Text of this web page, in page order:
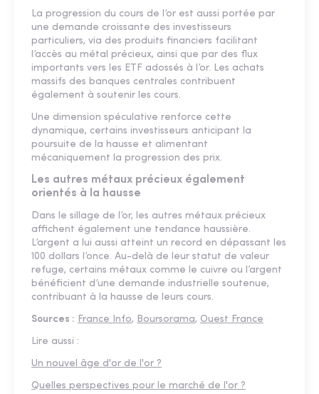
La progression du cours de l’or est aussi portée par
une demande croissante des investisseurs
particuliers, via des produits financiers facilitant
l’accès au métal précieux, ainsi que par des flux
importants vers les ETF adossés à l’or. Les achats
massifs des banques centrales contribuent
également à soutenir les cours.
Une dimension spéculative renforce cette
dynamique, certains investisseurs anticipant la
poursuite de la hausse et alimentant
mécaniquement la progression des prix.
Les autres métaux précieux également
orientés à la hausse
Dans le sillage de l’or, les autres métaux précieux
affichent également une tendance haussière.
L’argent a lui aussi atteint un record en dépassant les
100 dollars l’once. Au-delà de leur statut de valeur
refuge, certains métaux comme le cuivre ou l’argent
bénéficient d’une demande industrielle soutenue,
contribuant à la hausse de leurs cours.
Sources : France Info, Boursorama, Ouest France
Lire aussi :
Un nouvel âge d'or de l'or ?
Quelles perspectives pour le marché de l'or ?